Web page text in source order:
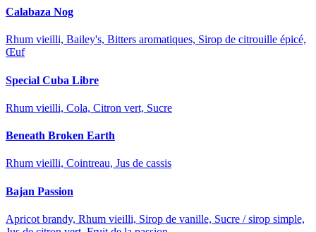
Calabaza Nog
Rhum vieilli, Bailey's, Bitters aromatiques, Sirop de citrouille épicé,
Œuf
Special Cuba Libre
Rhum vieilli, Cola, Citron vert, Sucre
Beneath Broken Earth
Rhum vieilli, Cointreau, Jus de cassis
Bajan Passion
Apricot brandy, Rhum vieilli, Sirop de vanille, Sucre / sirop simple,